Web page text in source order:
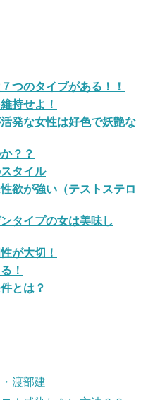
つのタイプがある！！
持せよ！
発な女性は好色で妖艶な
？？
タイル
欲が強い（テストステロ
タイプの女は美味し
が大切！
！
とは？
渡部建